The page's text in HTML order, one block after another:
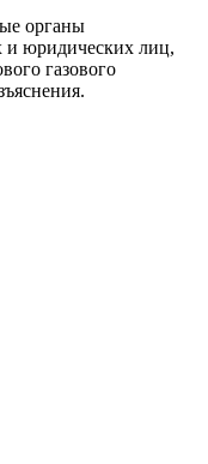
органы
и юридических лиц,
газового